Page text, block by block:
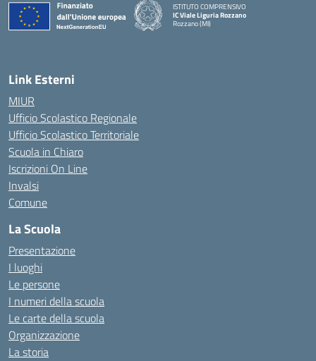
ISTITUTO COMPRENSIVO
IC Viale Liguria Rozzano
Rozzano (MI)
Link Esterni
MIUR
Ufficio Scolastico Regionale
Ufficio Scolastico Territoriale
Scuola in Chiaro
Iscrizioni On Line
Invalsi
Comune
La Scuola
Presentazione
I luoghi
Le persone
I numeri della scuola
Le carte della scuola
Organizzazione
La storia